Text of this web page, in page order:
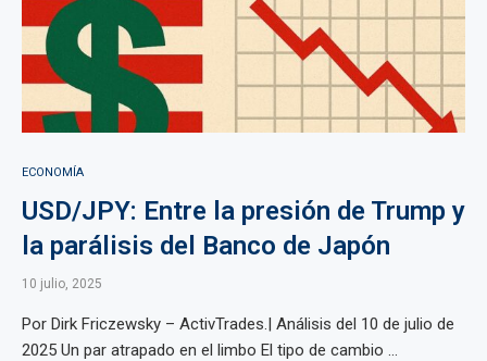
ECONOMÍA
USD/JPY: Entre la presión de Trump y
la parálisis del Banco de Japón
10 julio, 2025
Por Dirk Friczewsky – ActivTrades.| Análisis del 10 de julio de
2025 Un par atrapado en el limbo El tipo de cambio ...